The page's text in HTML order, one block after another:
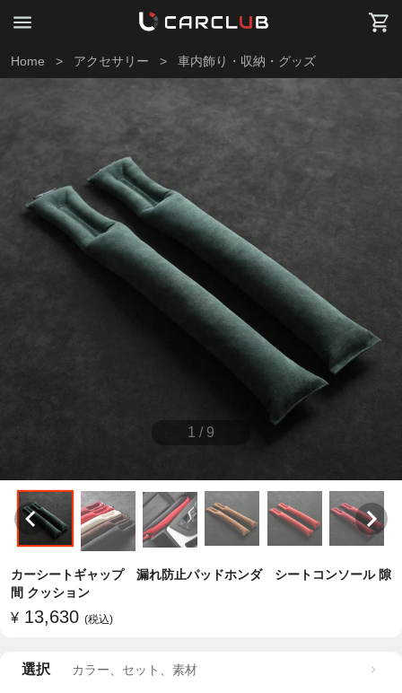
Home > アクセサリー > 車内飾り・収納・グッズ
1 / 9
カーシートギャップ 漏れ防止パッドホンダ シートコンソール 隙
間 クッション
¥ 13,630 (税込)
選択 カラー、セット、素材